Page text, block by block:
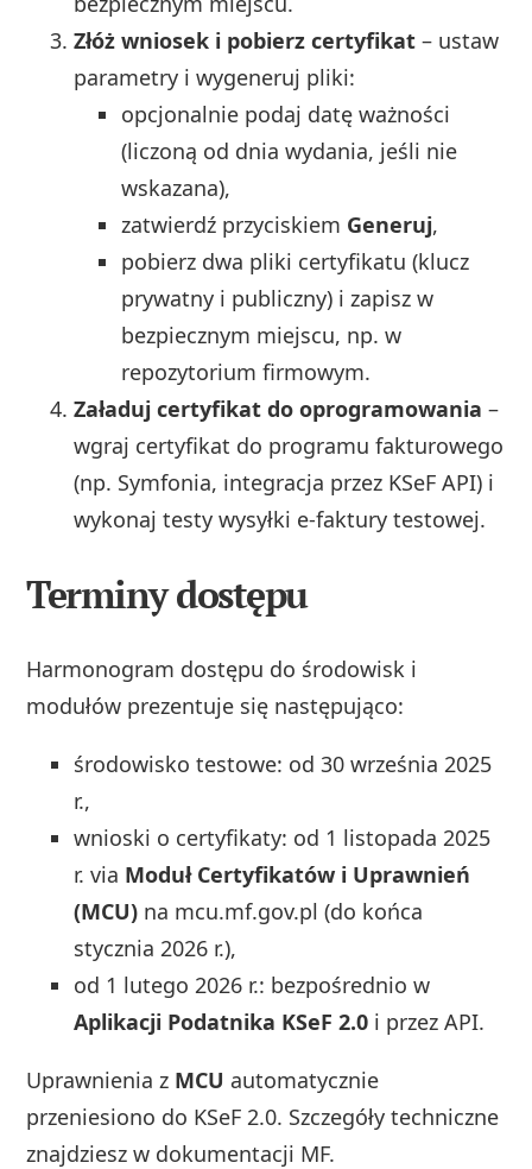
Złóż wniosek i pobierz certyfikat – ustaw
parametry i wygeneruj pliki:
opcjonalnie podaj datę ważności
(liczoną od dnia wydania, jeśli nie
wskazana),
zatwierdź przyciskiem Generuj,
pobierz dwa pliki certyfikatu (klucz
prywatny i publiczny) i zapisz w
bezpiecznym miejscu, np. w
repozytorium firmowym.
Załaduj certyfikat do oprogramowania –
wgraj certyfikat do programu fakturowego
(np. Symfonia, integracja przez KSeF API) i
wykonaj testy wysyłki e-faktury testowej.
Terminy dostępu
Harmonogram dostępu do środowisk i
modułów prezentuje się następująco:
środowisko testowe: od 30 września 2025
r.,
wnioski o certyfikaty: od 1 listopada 2025
r. via Moduł Certyfikatów i Uprawnień
(MCU) na mcu.mf.gov.pl (do końca
stycznia 2026 r.),
od 1 lutego 2026 r.: bezpośrednio w
Aplikacji Podatnika KSeF 2.0 i przez API.
Uprawnienia z MCU automatycznie
przeniesiono do KSeF 2.0. Szczegóły techniczne
znajdziesz w dokumentacji MF.